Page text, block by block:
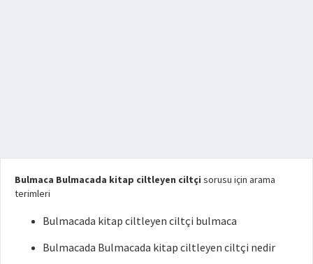
Bulmaca Bulmacada kitap ciltleyen ciltçi sorusu için arama
terimleri
Bulmacada kitap ciltleyen ciltçi bulmaca
Bulmacada Bulmacada kitap ciltleyen ciltçi nedir